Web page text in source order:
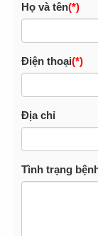
Họ và tên(*)
Điện thoại(*)
Địa chỉ
Tình trạng